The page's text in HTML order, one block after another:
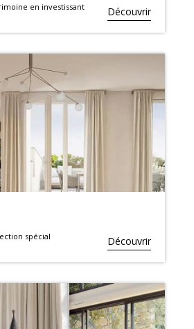
en investissant
Découvrir
spécial
Découvrir